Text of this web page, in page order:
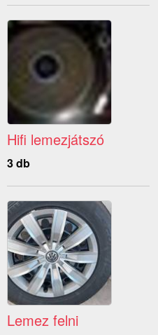
Hifi lemezjátszó
3 db
Lemez felni